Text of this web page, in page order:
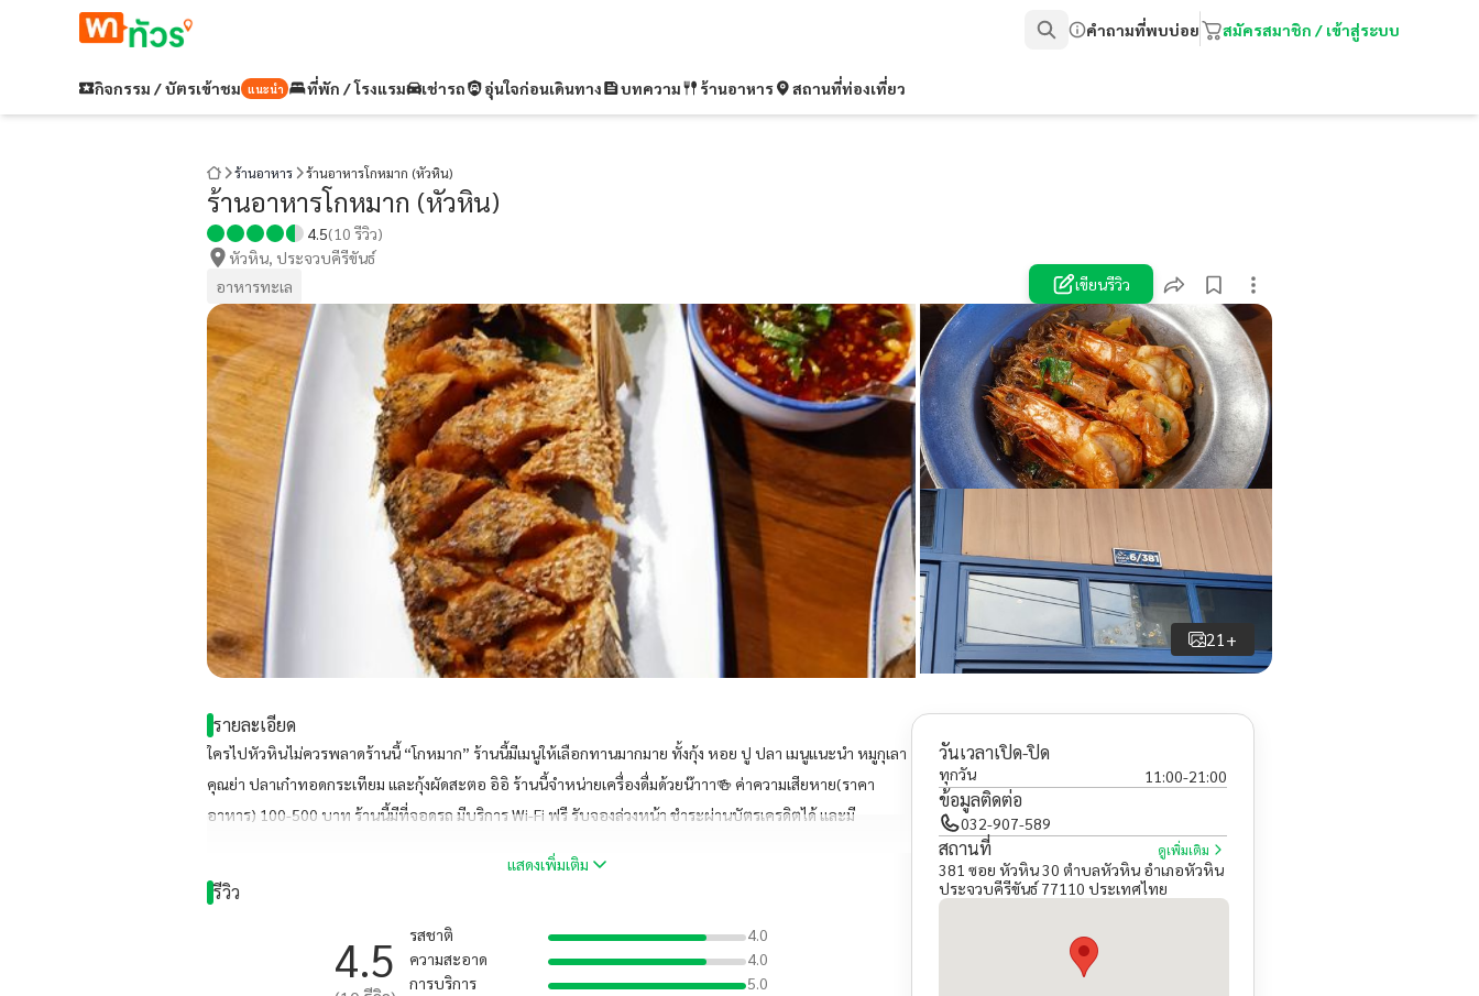
คำถามที่พบบ่อย สมัครสมาชิก / เข้าสู่ระบบ
กิจกรรม / บัตรเข้าชม แนะนำ ที่พัก / โรงแรม เช่ารถ อุ่นใจก่อนเดินทาง บทความ ร้านอาหาร สถานที่ท่องเที่ยว
ร้านอาหาร ร้านอาหารโกหมาก (หัวหิน)
ร้านอาหารโกหมาก (หัวหิน)
4.5(10 รีวิว)
หัวหิน, ประจวบคีรีขันธ์
อาหารทะเล
เขียนรีวิว
21+
รายละเอียด
ใครไปหัวหินไม่ควรพลาดร้านนี้ “โกหมาก” ร้านนี้มีเมนูให้เลือกทานมากมาย ทั้งกุ้ง หอย ปู ปลา เมนูแนะนำ หมูกุเลา
คุณย่า ปลาเก๋าทอดกระเทียม และกุ้งผัดสะตอ อิอิ ร้านนี้จำหน่ายเครื่องดื่มด้วยน๊าาา🍻 ค่าความเสียหาย(ราคา
อาหาร) 100-500 บาท ร้านนี้มีที่จอดรถ มีบริการ Wi-Fi ฟรี รับจองล่วงหน้า ชำระผ่านบัตรเครดิตได้ และมี
แสดงเพิ่มเติม
รีวิว
4.5 รสชาติ
4.0
ความสะอาด
4.0
การบริการ
5.0
วันเวลาเปิด-ปิด
ทุกวัน 11:00-21:00
ข้อมูลติดต่อ
032-907-589
สถานที่ ดูเพิ่มเติม
381 ซอย หัวหิน 30 ตำบลหัวหิน อำเภอหัวหิน
ประจวบคีรีขันธ์ 77110 ประเทศไทย